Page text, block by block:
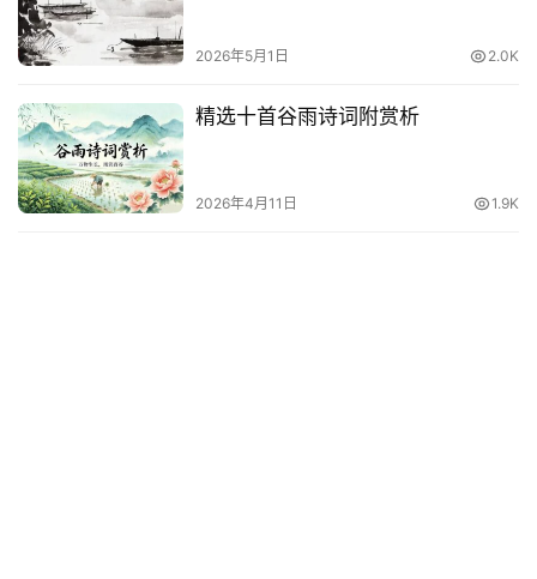
词
他
词
语
2026年5月1日 2.0K
精选十首谷雨诗词附赏析
2026年4月11日 1.9K